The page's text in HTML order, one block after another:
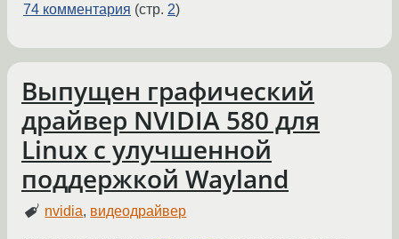
74 комментария (стр. 2)
Выпущен графический
драйвер NVIDIA 580 для
Linux с улучшенной
поддержкой Wayland
nvidia, видеодрайвер